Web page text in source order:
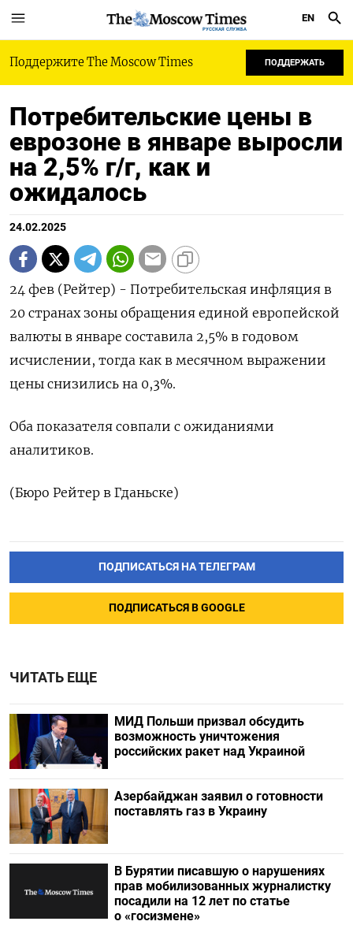
РУССКАЯ СЛУЖБА
EN
Поддержите The Moscow Times ПОДДЕРЖАТЬ
Потребительские цены в
еврозоне в январе выросли
на 2,5% г/г, как и
ожидалось
24.02.2025
24 фев (Рейтер) - Потребительская инфляция в
20 странах зоны обращения единой европейской
валюты в январе составила 2,5% в годовом
исчислении, тогда как в месячном выражении
цены снизились на 0,3%.
Оба показателя совпали с ожиданиями
аналитиков.
(Бюро Рейтер в Гданьске)
ПОДПИСАТЬСЯ НА ТЕЛЕГРАМ
ПОДПИСАТЬСЯ В GOOGLE
ЧИТАТЬ ЕЩЕ
МИД Польши призвал обсудить
возможность уничтожения
российских ракет над Украиной
Азербайджан заявил о готовности
поставлять газ в Украину
В Бурятии писавшую о нарушениях
прав мобилизованных журналистку
посадили на 12 лет по статье
о «госизмене»